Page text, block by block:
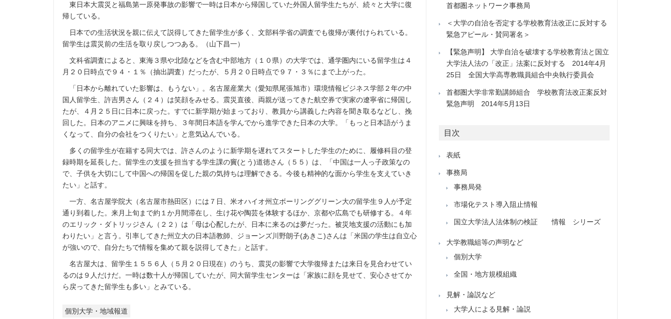
東日本大震災と福島第一原発事故の影響で一時は日本から帰国していた外国人留学生たちが、続々と大学に復
帰している。
日本での生活状況を親に伝えて説得してきた留学生が多く、文部科学省の調査でも復帰が裏付けられている。
留学生は震災前の生活を取り戻しつつある。（山下昌一）
文科省調査によると、東海３県や北陸などを含む中部地方（１０県）の大学では、通学圏内にいる留学生は４
月２０日時点で９４・１％（抽出調査）だったが、５月２０日時点で９７・３％にまで上がった。
「日本から離れていた影響は、もうない」。名古屋産業大（愛知県尾張旭市）環境情報ビジネス学部２年の中
国人留学生、許吉男さん（２４）は笑顔をみせる。震災直後、両親が送ってきた航空券で実家の遼寧省に帰国し
たが、４月２５日に日本に戻った。すでに新学期が始まっており、教員から講義した内容を聞き取るなどし、挽
回した。日本のアニメに興味を持ち、３年間日本語を学んでから進学できた日本の大学。「もっと日本語がうま
くなって、自分の会社をつくりたい」と意気込んでいる。
多くの留学生が在籍する同大では、許さんのように新学期を遅れてスタートした学生のために、履修科目の登
録時期を延長した。留学生の支援を担当する学生課の竇(とう)道徳さん（５５）は、「中国は一人っ子政策なの
で、子供を大切にして中国への帰国を促した親の気持ちは理解できる。今後も精神的な面から学生を支えていき
たい」と話す。
一方、名古屋学院大（名古屋市熱田区）には７日、米オハイオ州立ボーリンググリーン大の留学生９人が予定
通り到着した。来月上旬まで約１か月間滞在し、生け花や陶芸を体験するほか、京都や広島でも研修する。４年
のエリック・ダトリッジさん（２２）は「母は心配したが、日本に来るのは夢だった。被災地支援の活動にも加
わりたい」と言う。引率してきた州立大の日本語教師、ジョーンズ川野朗子(あきこ)さんは「米国の学生は自立心
が強いので、自分たちで情報を集めて親を説得してきた」と話す。
名古屋大は、留学生１５５６人（５月２０日現在）のうち、震災の影響で大学復帰または来日を見合わせてい
るのは９人だけだ。一時は数十人が帰国していたが、同大留学生センターは「家族に顔を見せて、安心させてか
ら戻ってきた留学生も多い」とみている。
個別大学・地域報道
首都圏ネットワーク事務局
＜大学の自治を否定する学校教育法改正に反対する
緊急アピール・賛同署名＞
【緊急声明】 大学自治を破壊する学校教育法と国立
大学法人法の「改正」法案に反対する 2014年4月
25日 全国大学高専教職員組合中央執行委員会
首都圏大学非常勤講師組合 学校教育法改正案反対
緊急声明 2014年5月13日
目次
表紙
事務局
事務局発
市場化テスト導入阻止情報
国立大学法人法体制の検証 情報 シリーズ
大学教職組等の声明など
個別大学
全国・地方規模組織
見解・論説など
大学人による見解・論説